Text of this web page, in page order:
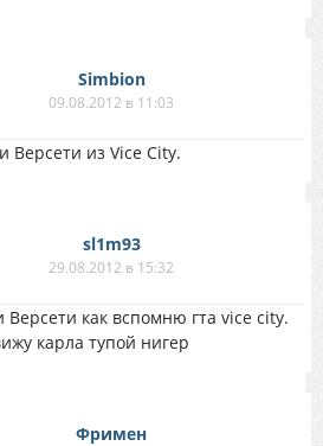
Simbion
09.08.2012 в 11:03
Версети из Vice City.
sl1m93
29.08.2012 в 15:32
как вспомню гта vice city.
карла тупой нигер
Фримен